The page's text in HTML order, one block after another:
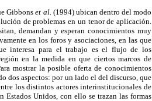
Gibbonset al. (1994) ubican dentro del modo
de problemas en un tenor de aplicación.
demandan y esperan conocimientos muy
en los foros y asociaciones, en las que
interesa para el trabajo es el flujo de los
en la medida en que ciertos marcos de
mostrar la posible oferta de conocimientos
dos aspectos: por un lado el del discurso, que
los distintos actores interinstitucionales de
Unidos, con ello se trazan las formas